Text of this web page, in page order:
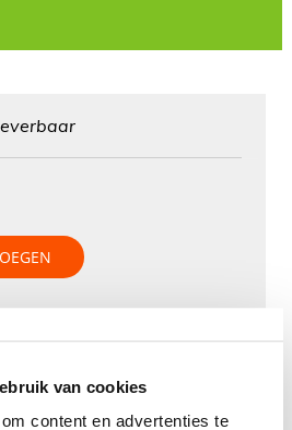
van cookies
content en advertenties te
toevoegen
50 euro